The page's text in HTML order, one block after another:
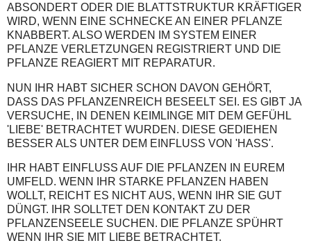
ABSONDERT ODER DIE BLATTSTRUKTUR KRÄFTIGER
WIRD, WENN EINE SCHNECKE AN EINER PFLANZE
KNABBERT. ALSO WERDEN IM SYSTEM EINER
PFLANZE VERLETZUNGEN REGISTRIERT UND DIE
PFLANZE REAGIERT MIT REPARATUR.
NUN IHR HABT SICHER SCHON DAVON GEHÖRT,
DASS DAS PFLANZENREICH BESEELT SEI. ES GIBT JA
VERSUCHE, IN DENEN KEIMLINGE MIT DEM GEFÜHL
'LIEBE' BETRACHTET WURDEN. DIESE GEDIEHEN
BESSER ALS UNTER DEM EINFLUSS VON 'HASS'.
IHR HABT EINFLUSS AUF DIE PFLANZEN IN EUREM
UMFELD. WENN IHR STARKE PFLANZEN HABEN
WOLLT, REICHT ES NICHT AUS, WENN IHR SIE GUT
DÜNGT. IHR SOLLTET DEN KONTAKT ZU DER
PFLANZENSEELE SUCHEN. DIE PFLANZE SPÜHRT
WENN IHR SIE MIT LIEBE BETRACHTET.